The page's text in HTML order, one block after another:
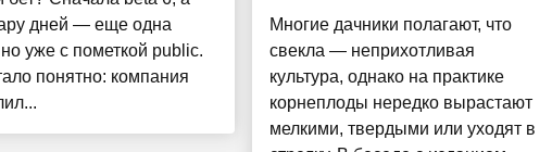
дней — еще одна
уже с пометкой public.
понятно: компания
Многие дачники полагают, что
свекла — неприхотливая
культура, однако на практике
корнеплоды нередко вырастают
мелкими, твердыми или уходят в